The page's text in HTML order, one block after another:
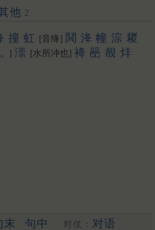
他 2
撞 虹 [音绛] 鬨 洚 幢 淙 䎫
] 漴 [水所冲也] 袶 䣈 䚎 炐
末 句中 对仗： 对语